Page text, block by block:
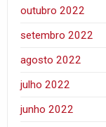
outubro 2022
setembro 2022
agosto 2022
julho 2022
junho 2022